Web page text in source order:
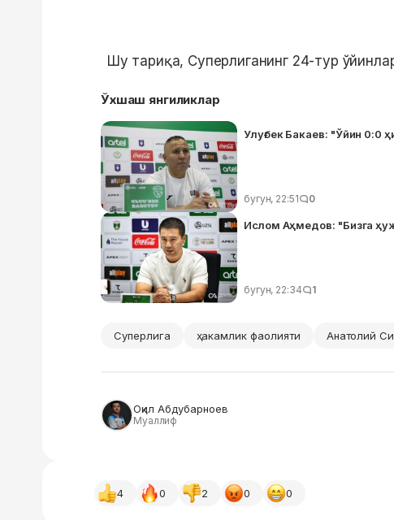
Шу тариқа, Суперлиганинг 24-тур
Ўхшаш янгиликлар
Улуғбек Бакаев: "Ўйин 0:0
бугун, 22:51 0
Ислом Аҳмедов: "Бизга
бугун, 22:34 1
Суперлига ҳакамлик фаолияти Анатолий
Оқил Абдубарноев
Муаллиф
4 0 2 0 0